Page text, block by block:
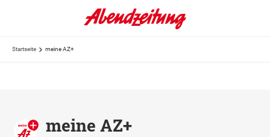
Startseite meine AZ+
meine AZ+